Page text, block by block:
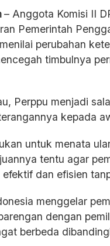
– Anggota Komisi II
Pemerintah
perubahan
timbulnya
Perppu menjadi
kepada
untuk menata
tentu agar
dan efisien
menggelar
dengan
berbeda